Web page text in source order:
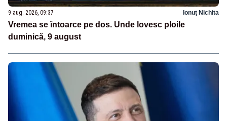
9 aug. 2026, 09:37 Ionuț Nichita
Vremea se întoarce pe dos. Unde lovesc ploile
duminică, 9 august